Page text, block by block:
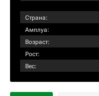
Страна:
Амплуа:
Возраст:
Рост:
Вес: